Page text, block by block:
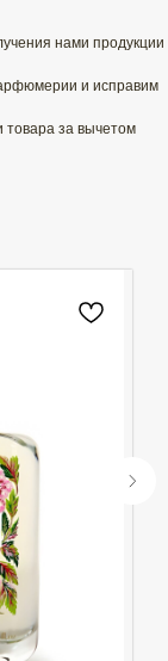
нами продукции
и исправим
за вычетом